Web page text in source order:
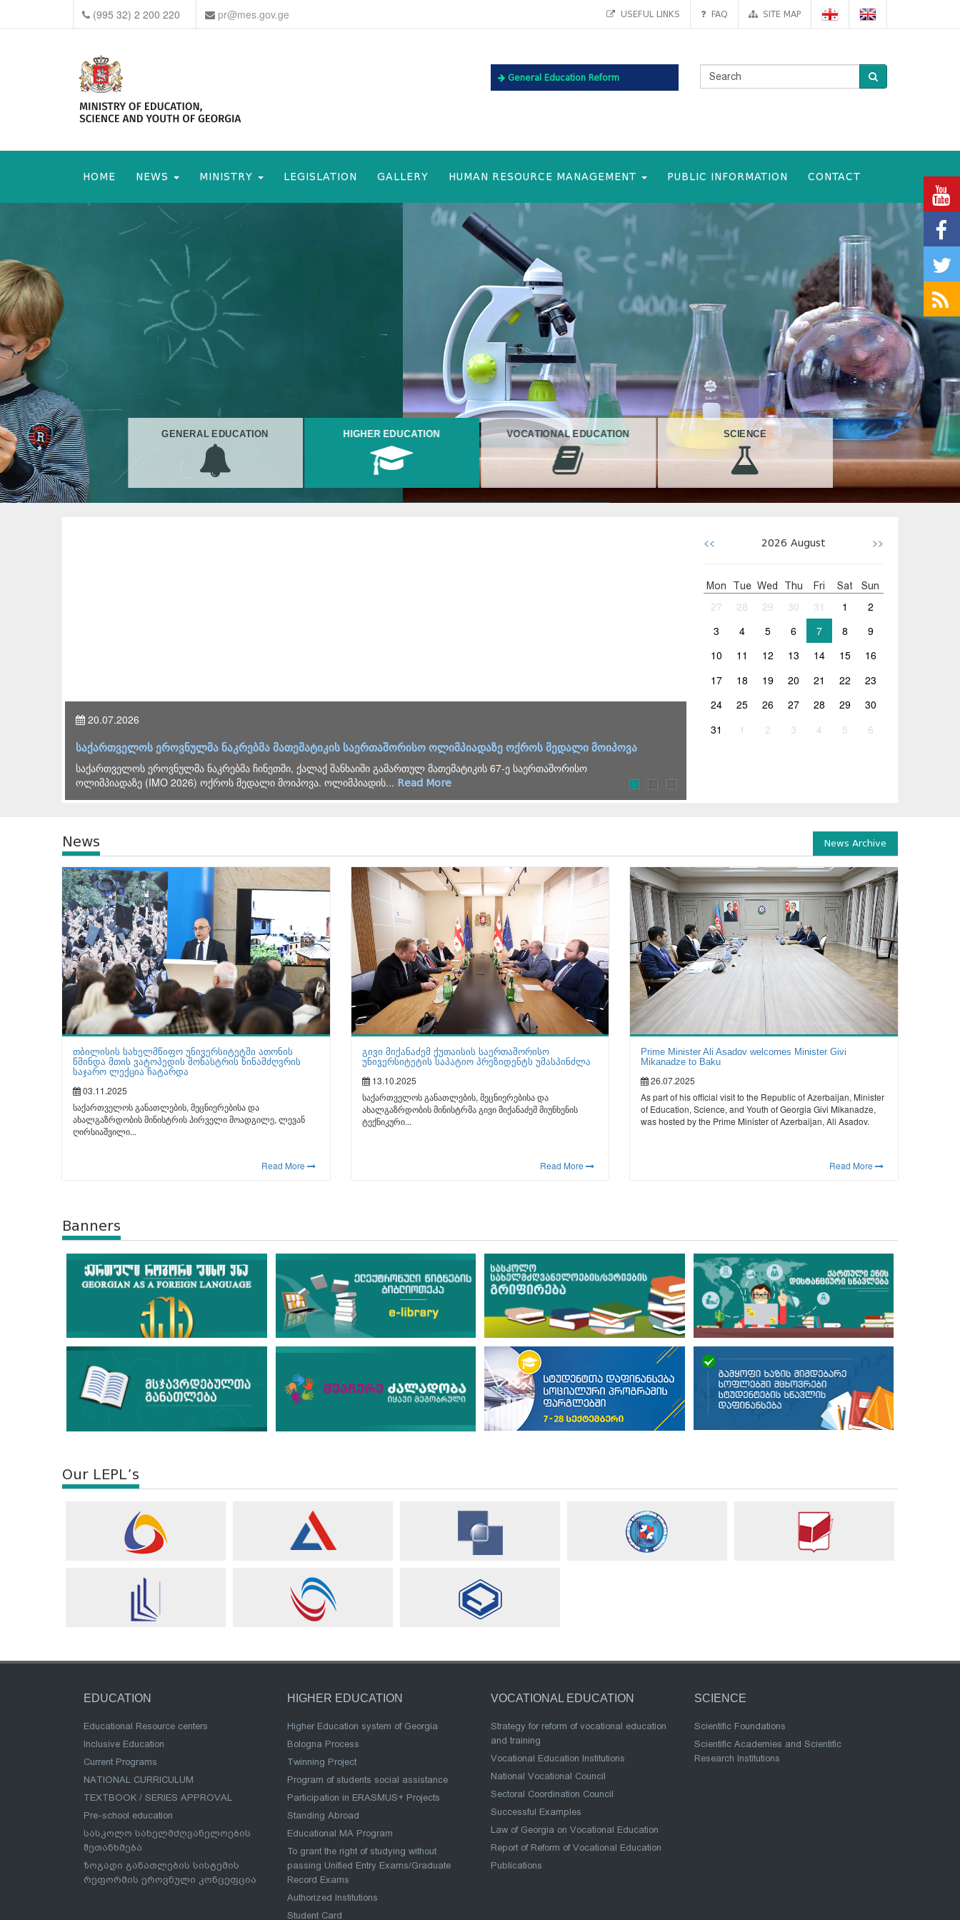
(995 32) 2 200 220 pr@mes.gov.ge USEFUL LINKS FAQ SITE MAP
General Education Reform
HOME NEWS MINISTRY LEGISLATION GALLERY HUMAN RESOURCE MANAGEMENT PUBLIC INFORMATION CONTACT
GENERAL EDUCATION HIGHER EDUCATION VOCATIONAL EDUCATION SCIENCE
20.07.2026
საქართველოს ეროვნულმა ნაკრებმა მათემატიკის საერთაშორისო ოლიმპიადაზე ოქროს მედალი მოიპოვა
საქართველოს ეროვნულმა ნაკრებმა ჩინეთში, ქალაქ შანხაიში გამართულ მათემატიკის 67-ე საერთაშორისო
ოლიმპიადაზე (IMO 2026) ოქროს მედალი მოიპოვა. ოლიმპიადის... Read More
<< 2026 August >>
Mon Tue Wed Thu Fri Sat Sun
27 28 29 30 31 1
2
3
4 5 6 7 8
9
10
11 12 13 14 15
16
17
18 19 20 21 22
23
24
25 26 27 28 29
30
31
1 2 3 4 5 6
News News Archive
თბილისის სახელმწიფო უნივერსიტეტში ათონის
წმინდა მთის ვატოპედის მონასტრის წინამძღვრის
საჯარო ლექცია ჩატარდა
03.11.2025
საქართველოს განათლების, მეცნიერებისა და
ახალგაზრდობის მინისტრის პირველი მოადგილე, ლევან
ღირსიაშვილი...
Read More
გივი მიქანაძემ ქუთაისის საერთაშორისო
უნივერსიტეტის საპატიო პრეზიდენტს უმასპინძლა
13.10.2025
საქართველოს განათლების, მეცნიერებისა და
ახალგაზრდობის მინისტრმა გივი მიქანაძემ მიუნხენის
ტექნიკური...
Read More
Prime Minister Ali Asadov welcomes Minister Givi
Mikanadze to Baku
26.07.2025
As part of his official visit to the Republic of Azerbaijan, Minister
of Education, Science, and Youth of Georgia Givi Mikanadze,
was hosted by the Prime Minister of Azerbaijan, Ali Asadov.
Read More
Banners
Our LEPL’s
EDUCATION
Educational Resource centers
Inclusive Education
Current Programs
NATIONAL CURRICULUM
TEXTBOOK / SERIES APPROVAL
Pre-school education
სასკოლო სახელმძღვანელოების
შეთანხმება
ზოგადი განათლების სისტემის
რეფორმის ეროვნული კონცეფცია
HIGHER EDUCATION
Higher Education system of Georgia
Bologna Process
Twinning Project
Program of students social assistance
Participation in ERASMUS+ Projects
Standing Abroad
Educational MA Program
To grant the right of studying without
passing Unified Entry Exams/Graduate
Record Exams
Authorized Institutions
Student Card
VOCATIONAL EDUCATION
Strategy for reform of vocational education
and training
Vocational Education Institutions
National Vocational Council
Sectoral Coordination Council
Successful Examples
Law of Georgia on Vocational Education
Report of Reform of Vocational Education
Publications
SCIENCE
Scientific Foundations
Scientific Academies and Scientific
Research Institutions